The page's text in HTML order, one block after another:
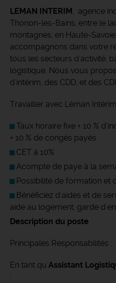
LEMAN INTERIM, agence
Thonon-les-Bains, entre le
montagnes, en Haute-
accompagnons dans votre
tous les secteurs d'activité,
logistique. Nous vous
d'intérim, des CDD, et des
Travailler avec Léman
Taux horaire fixe + 10 %
+ 10 % de congés payés
CET à 10%
Acompte de paye à la
Possibilité de formation et
Bénéficiez d'aides et de
aide au logement, garde
Description du poste
Principales Responsabilités :
En tant qu'Assistant
: